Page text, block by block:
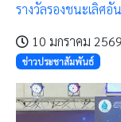
รางวัลรองชนะเลิศ
10 มกราคม 2569
ข่าวประชาสัมพันธ์